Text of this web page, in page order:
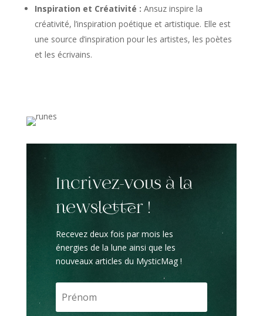
Inspiration et Créativité : Ansuz inspire la
créativité, l’inspiration poétique et artistique. Elle est
une source d’inspiration pour les artistes, les poètes
et les écrivains.
Incrivez-vous à la
newsletter !
Recevez deux fois par mois les
énergies de la lune ainsi que les
nouveaux articles du MysticMag !